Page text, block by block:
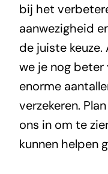
bij het
aanwezigheid
de juiste keuze.
we je nog beter
enorme
verzekeren.
ons inom te
kunnen helpen